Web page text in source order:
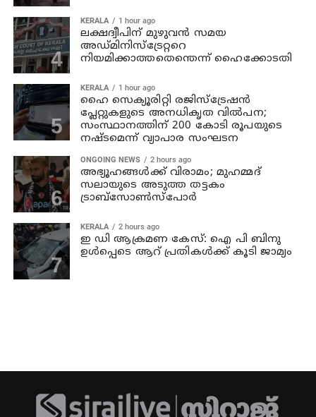
KERALA 1 hour ago
ലക്ഷദ്വീപിന് മുഴുവന്‍ സമയ
അഡ്മിനിസ്‌ട്രേറ്ററെ
നിയമിക്കാത്തതെന്തെന്ന് ഹൈക്കോടതി
KERALA 1 hour ago
ഹൈ സെക്യൂരിറ്റി രജിസ്‌ട്രേഷന്‍
പ്ലേറ്റുകളുടെ അനധികൃത വില്‍പന;
സംസ്ഥാനത്തിന് 200 കോടി രൂപയുടെ
നഷ്ടമെന്ന് വ്യാപാര സംഘടന
ONGOING NEWS 2 hours ago
അഭ്യൂഹങ്ങള്‍ക്ക് വിരാമം; മുഹമ്മദ്
സലായുടെ അടുത്ത തട്ടകം
ട്രാബ്സോണ്‍സ്പോര്‍
KERALA 2 hours ago
ഇ ഡി ആക്രമണ കേസ്: ഐ പി ബിനു
ഉള്‍പ്പെടെ ആറ്‌ പ്രതികള്‍ക്ക് കൂടി ജാമ്യം